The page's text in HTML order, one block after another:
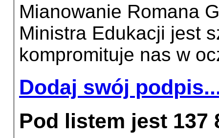
Mianowanie Romana
Ministra Edukacji jest
kompromituje nas w
Dodaj swój
Pod listem jest 137